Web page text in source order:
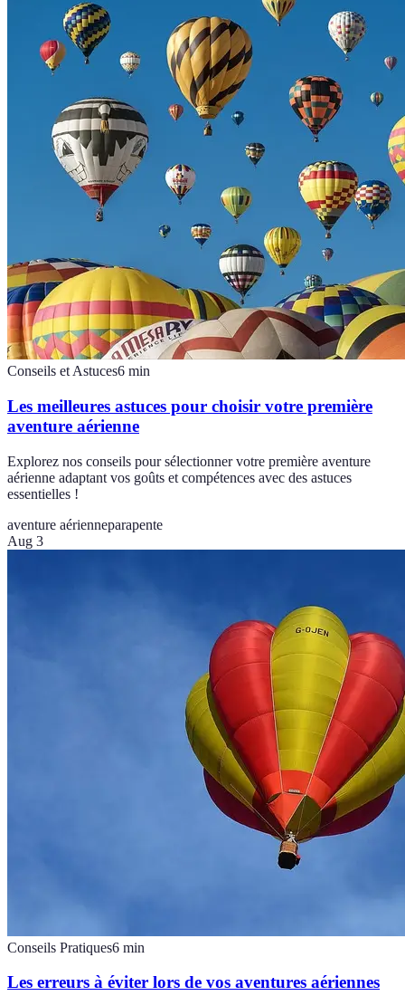
Conseils et Astuces6 min
Les meilleures astuces pour choisir votre première
aventure aérienne
Explorez nos conseils pour sélectionner votre première aventure
aérienne adaptant vos goûts et compétences avec des astuces
essentielles !
aventure aérienneparapente
Aug 3
Conseils Pratiques6 min
Les erreurs à éviter lors de vos aventures aériennes